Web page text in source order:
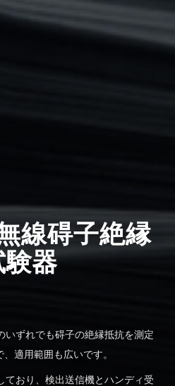
線碍子絶縁
器
いずれでも碍子の絶縁抵抗を測定
適用範囲も広いです。
ており、検出送信機とハンディ受